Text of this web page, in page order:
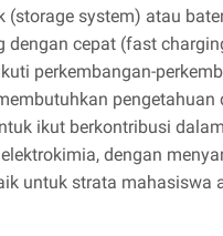
system) atau
cepat (fast
perkembangan-
pengetahuan
ikut berkontribusi dalam
dengan
untuk strata mahasiswa